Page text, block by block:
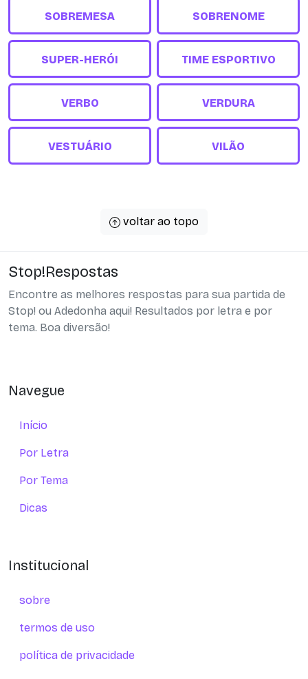
SOBREMESA SOBRENOME
SUPER-HERÓI TIME ESPORTIVO
VERBO VERDURA
VESTUÁRIO VILÃO
voltar ao topo
Stop!Respostas
Encontre as melhores respostas para sua partida de
Stop! ou Adedonha aqui! Resultados por letra e por
tema. Boa diversão!
Navegue
Início
Por Letra
Por Tema
Dicas
Institucional
sobre
termos de uso
política de privacidade